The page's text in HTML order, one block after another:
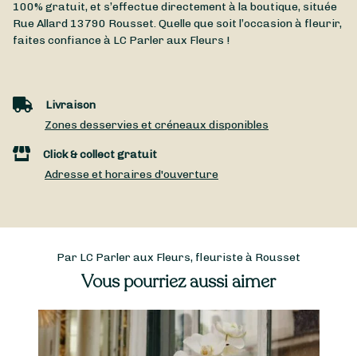
100% gratuit, et s’effectue directement à la boutique, située
Rue Allard 13790 Rousset. Quelle que soit l’occasion à fleurir,
faites confiance à LC Parler aux Fleurs !
Livraison
Zones desservies et créneaux disponibles
Click & collect gratuit
Adresse et horaires d'ouverture
Par LC Parler aux Fleurs, fleuriste à Rousset
Vous pourriez aussi aimer